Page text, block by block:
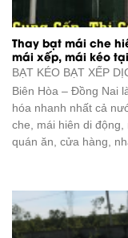
Thay bạt mái che
mái xếp, mái kéo
BẠT KÉO BẠT XẾP
Biên Hòa – Đồng Nai
hóa nhanh nhất cả
che, mái hiên di động,
quán ăn, cửa hàng,